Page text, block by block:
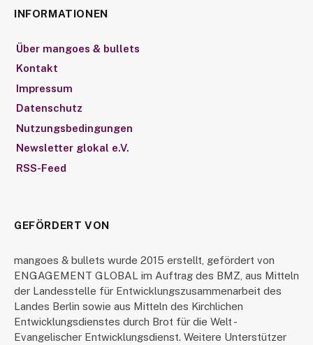
INFORMATIONEN
Über mangoes & bullets
Kontakt
Impressum
Datenschutz
Nutzungsbedingungen
Newsletter glokal e.V.
RSS-Feed
GEFÖRDERT VON
mangoes & bullets wurde 2015 erstellt, gefördert von
ENGAGEMENT GLOBAL im Auftrag des BMZ, aus Mitteln
der Landesstelle für Entwicklungszusammenarbeit des
Landes Berlin sowie aus Mitteln des Kirchlichen
Entwicklungsdienstes durch Brot für die Welt -
Evangelischer Entwicklungsdienst. Weitere Unterstützer